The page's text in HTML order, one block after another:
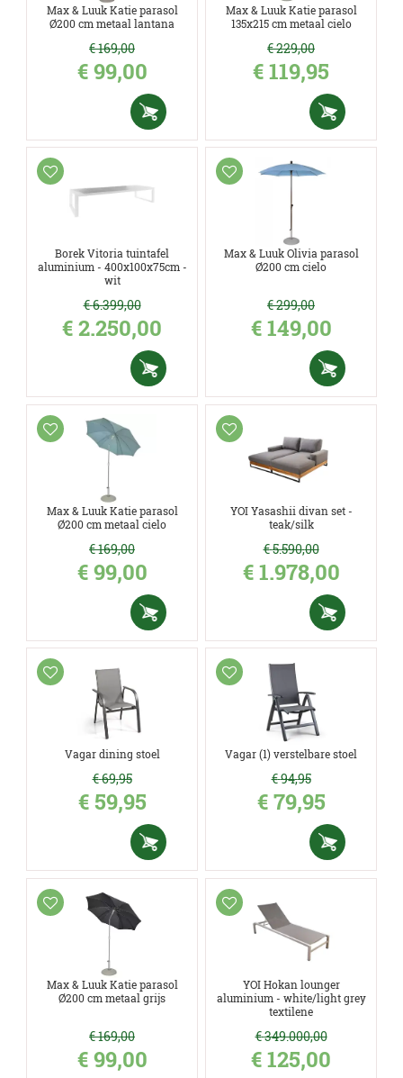
Max & Luuk Katie parasol
Ø200 cm metaal lantana
€169,00
€ 99,00
Max & Luuk Katie parasol
135x215 cm metaal cielo
€229,00
€119,95
Borek Vitoria tuintafel
aluminium - 400x100x75cm -
wit
€6.399,00
€2.250,00
Max & Luuk Olivia parasol
Ø200 cm cielo
€299,00
€ 149,00
Max & Luuk Katie parasol
Ø200 cm metaal cielo
€169,00
€ 99,00
YOI Yasashii divan set -
teak/silk
€5.590,00
€ 1.978,00
Vagar dining stoel
€69,95
€ 59,95
Vagar (1) verstelbare stoel
€94,95
€ 79,95
Max & Luuk Katie parasol
Ø200 cm metaal grijs
€169,00
€ 99,00
YOI Hokan lounger
aluminium - white/light grey
textilene
€349.000,00
€125,00